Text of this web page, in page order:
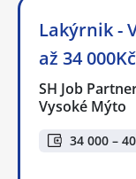
Lakýrnik -
až 34
SH Job
Vysoké Mýto
34 000 –